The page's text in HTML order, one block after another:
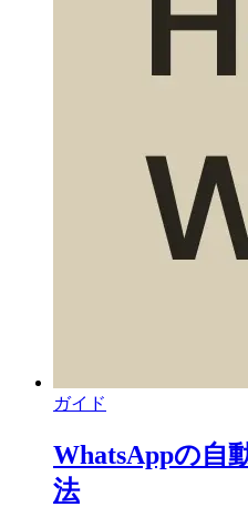
ガイド
WhatsAppの自
法